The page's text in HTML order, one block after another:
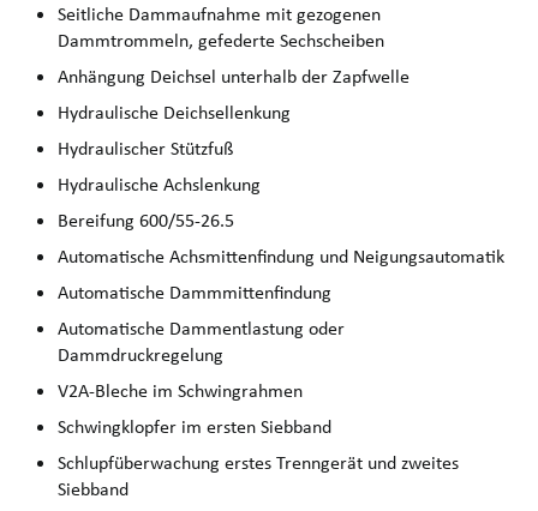
Seitliche Dammaufnahme mit gezogenen
Dammtrommeln, gefederte Sechscheiben
Anhängung Deichsel unterhalb der Zapfwelle
Hydraulische Deichsellenkung
Hydraulischer Stützfuß
Hydraulische Achslenkung
Bereifung 600/55-26.5
Automatische Achsmittenfindung und Neigungsautomatik
Automatische Dammmittenfindung
Automatische Dammentlastung oder
Dammdruckregelung
V2A-Bleche im Schwingrahmen
Schwingklopfer im ersten Siebband
Schlupfüberwachung erstes Trenngerät und zweites
Siebband